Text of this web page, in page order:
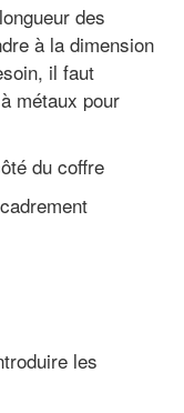
des
à la dimension
il faut
métaux pour
du coffre
les